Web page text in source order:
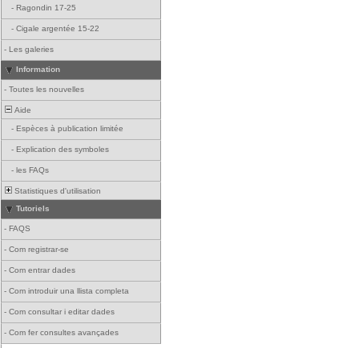
- Ragondin 17-25
- Cigale argentée 15-22
- Les galeries
Information
- Toutes les nouvelles
Aide
- Espèces à publication limitée
- Explication des symboles
- les FAQs
Statistiques d'utilisation
Tutoriels
- FAQS
- Com registrar-se
- Com entrar dades
- Com introduir una llista completa
- Com consultar i editar dades
- Com fer consultes avançades